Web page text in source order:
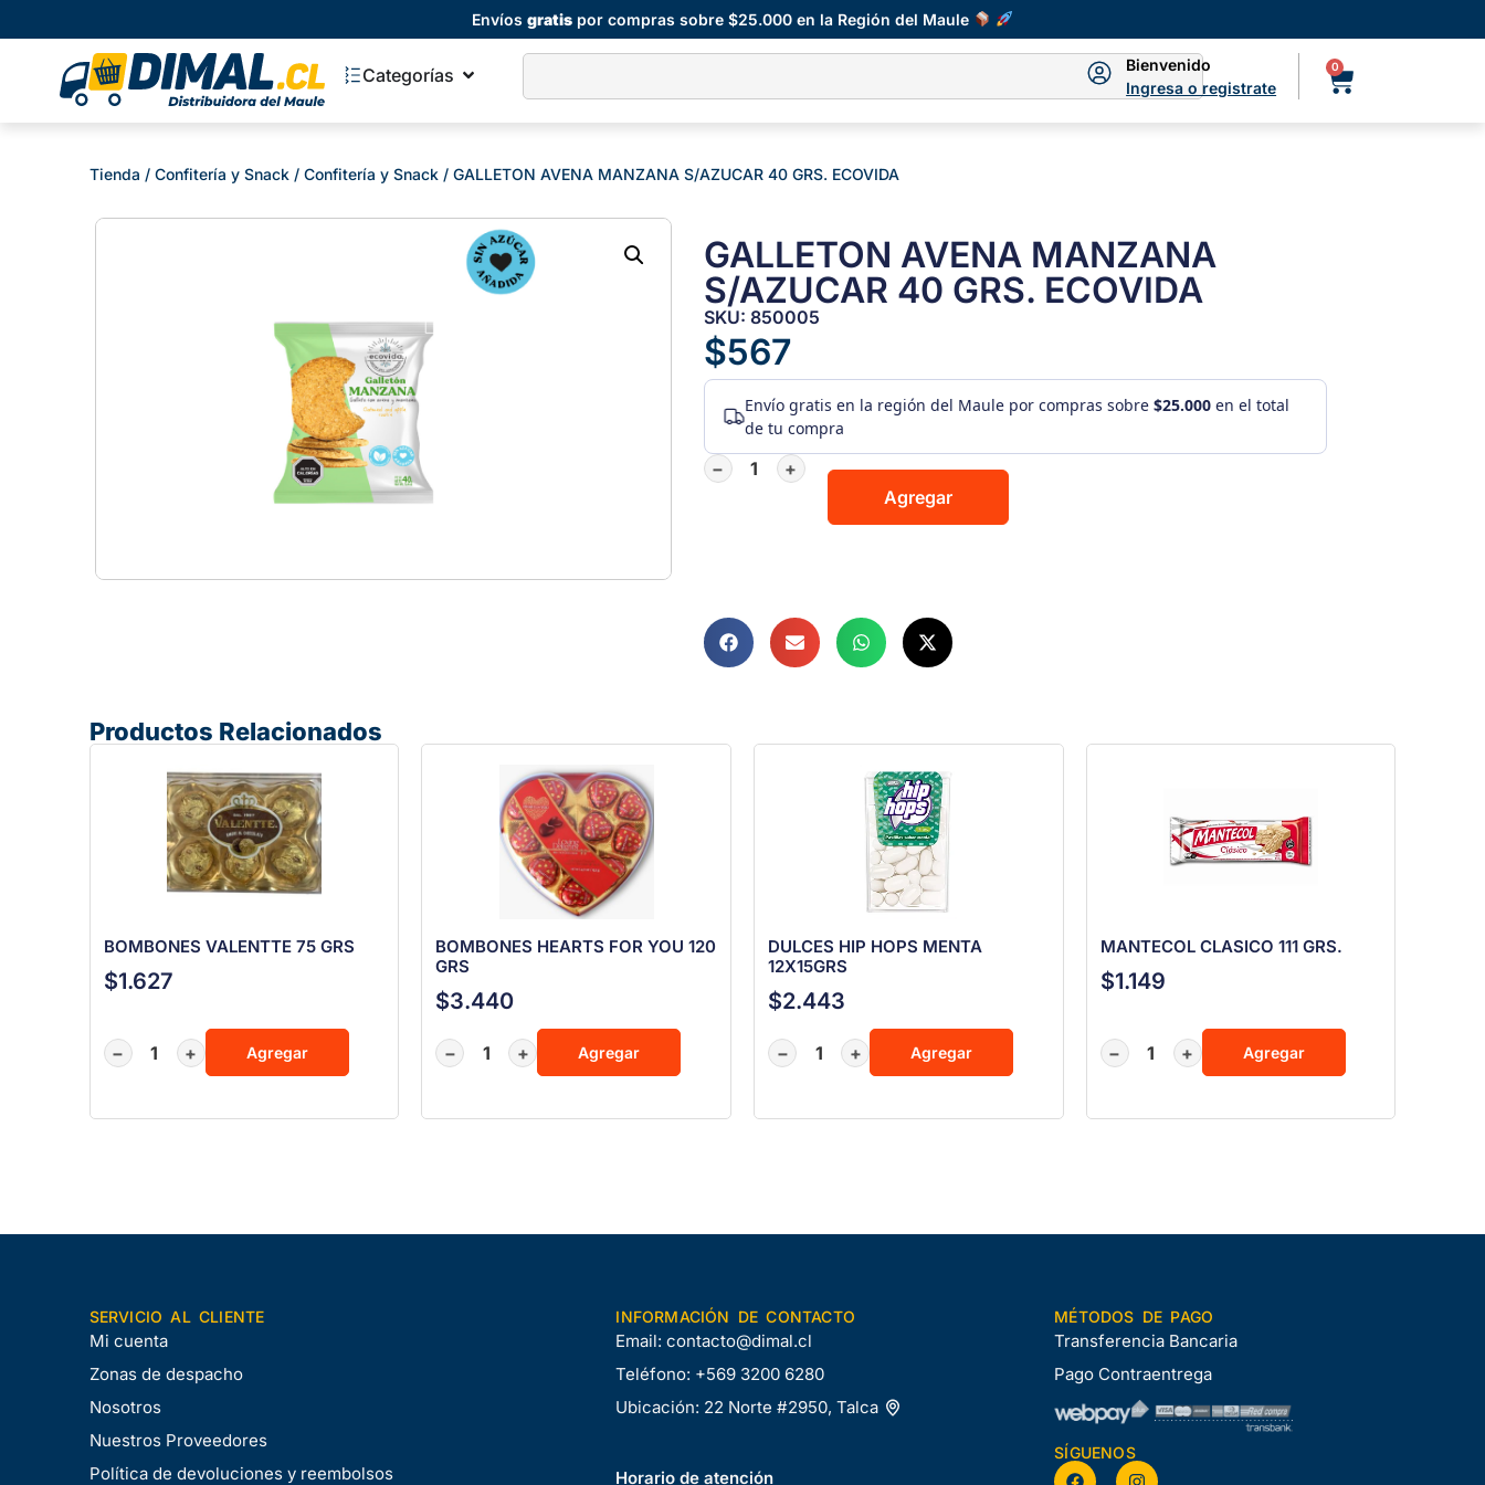
Envíosgratis por compras sobre $25.000 en la Región del Maule
Categorías
Bienvenido
Ingresa o registrate
0
Tienda / Confitería y Snack/ Confitería y Snack/ GALLETON AVENA MANZANA S/AZUCAR 40 GRS. ECOVIDA
GALLETON AVENA MANZANA
S/AZUCAR 40 GRS. ECOVIDA
SKU: 850005
$567
Envío gratis en la región del Maule por compras sobre $25.000en el total
de tu compra
−
+
Agregar
Productos Relacionados
BOMBONES VALENTTE 75 GRS
$1.627
− + Agregar
BOMBONES HEARTS FOR YOU 120
GRS
$3.440
− + Agregar
DULCES HIP HOPS MENTA
12X15GRS
$2.443
− + Agregar
MANTECOL CLASICO 111 GRS.
$1.149
− + Agregar
SERVICIO AL CLIENTE
Mi cuenta
Zonas de despacho
Nosotros
Nuestros Proveedores
Política de devoluciones y reembolsos
INFORMACIÓN DE CONTACTO
Email:contacto@dimal.cl
Teléfono: +569 3200 6280
Ubicación: 22 Norte #2950, Talca
Horario de atención
MÉTODOS DE PAGO
Transferencia Bancaria
Pago Contraentrega
SÍGUENOS